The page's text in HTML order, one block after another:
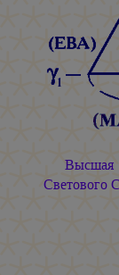
Высшая
Светового